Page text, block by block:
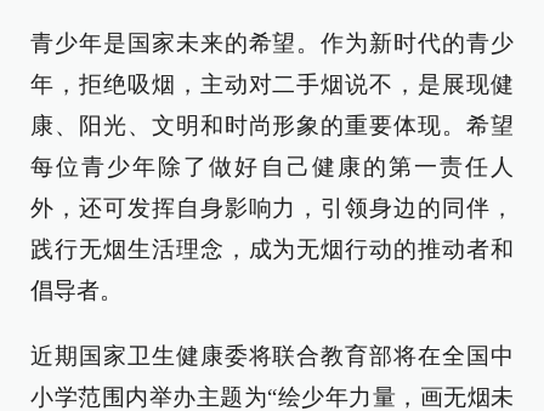
青少年是国家未来的希望。作为新时代的青少
年，拒绝吸烟，主动对二手烟说不，是展现健
康、阳光、文明和时尚形象的重要体现。希望
每位青少年除了做好自己健康的第一责任人
外，还可发挥自身影响力，引领身边的同伴，
践行无烟生活理念，成为无烟行动的推动者和
倡导者。
近期国家卫生健康委将联合教育部将在全国中
小学范围内举办主题为“绘少年力量，画无烟未